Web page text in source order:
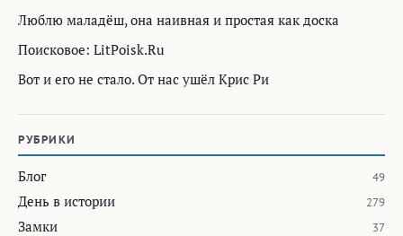
Люблю маладёш, она наивная и простая как доска
Поисковое: LitPoisk.Ru
Вот и его не стало. От нас ушёл Крис Ри
РУБРИКИ
Блог 49
День в истории 279
Замки 37